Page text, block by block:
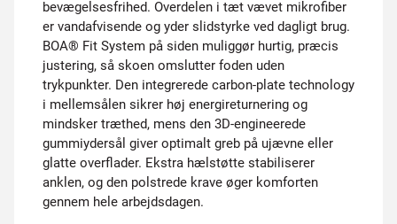
bevægelsesfrihed. Overdelen i tæt vævet mikrofiber
er vandafvisende og yder slidstyrke ved dagligt brug.
BOA® Fit System på siden muliggør hurtig, præcis
justering, så skoen omslutter foden uden
trykpunkter. Den integrerede carbon-plate technology
i mellemsålen sikrer høj energireturnering og
mindsker træthed, mens den 3D-engineerede
gummiydersål giver optimalt greb på ujævne eller
glatte overflader. Ekstra hælstøtte stabiliserer
anklen, og den polstrede krave øger komforten
gennem hele arbejdsdagen.